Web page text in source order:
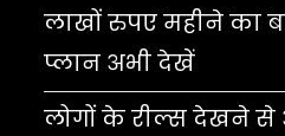
लाखों रुपए महीने का
प्लान अभी देखें
लोगों के रील्स देखने से